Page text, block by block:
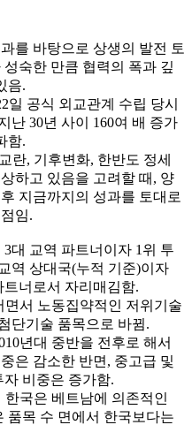
를 바탕으로 상생의 발전 토
숙한 만큼 협력의 폭과 깊
음.
일 공식 외교관계 수립 당시
난 30년 사이 160여 배 증가
함.
란, 기후변화, 한반도 정세
하고 있음을 고려할 때, 양
지금까지의 성과를 토대로
임.
대 교역 파트너이자 1위 투
역 상대국(누적 기준)이자
너로서 자리매김함.
면서 노동집약적인 저위기술
단기술 품목으로 바뀜.
년대 중반을 전후로 해서
은 감소한 반면, 중고급 및
비중은 증가함.
국은 베트남에 의존적인
품목 수 면에서 한국보다는